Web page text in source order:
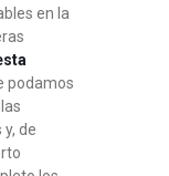
en la
podamos
de